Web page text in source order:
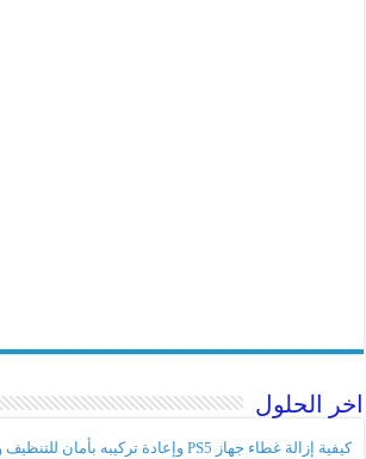
اخر الحلول
كيفية إزالة غطاء جهاز PS5 وإعادة تركيبه بأمان للتنظيف والتحديثات